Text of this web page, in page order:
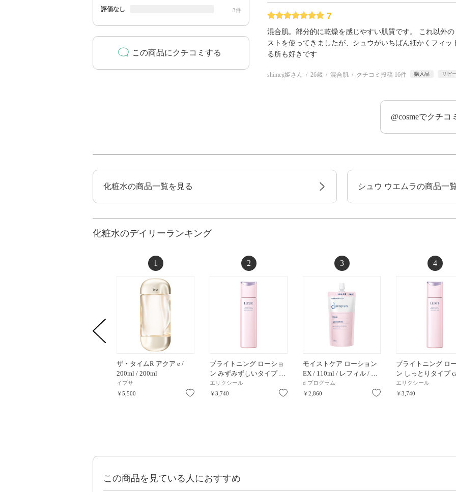
評価なし 3件
この商品にクチコミする
7
混合肌。部分的に乾燥を感じやすい肌質です。 これ以外
ストを使ってきましたが、シュウがいちばん細かくフィ
る所も好きです
shimeji姫さん 26歳 混合肌 クチコミ投稿 16件 購入品 リピ
@cosmeでクチ
化粧水の商品一覧を見る シュウ ウエムラの商品一
化粧水のデイリーランキング
1
ザ・タイムR アクア e /
200ml / 200ml
イプサ
￥5,500
お気に入り
2
ブライトニング ローショ
ン みずみずしいタイプ …
エリクシール
￥3,740
お気に入り
3
モイストケア ローション
EX / 110ml / レフィル / …
d プログラム
￥2,860
お気に入り
4
ブライトニング ロ
ン しっとりタイプ
エリクシール
￥3,740
この商品を見ている人におすすめ